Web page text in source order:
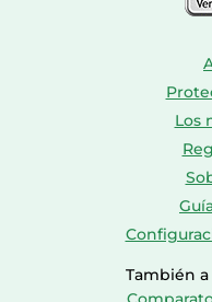
Los
También